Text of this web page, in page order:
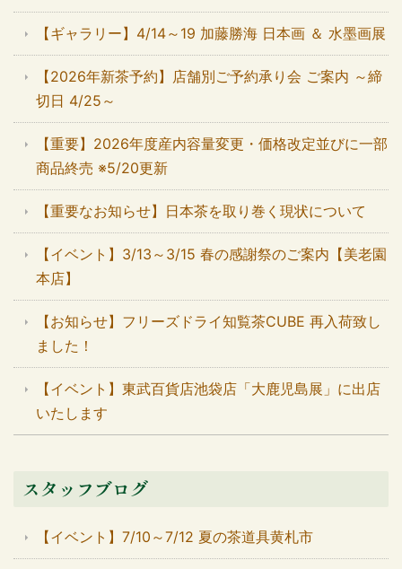
【ギャラリー】4/14～19 加藤勝海 日本画 ＆ 水墨画展
【2026年新茶予約】店舗別ご予約承り会 ご案内 ～締
切日 4/25～
【重要】2026年度産内容量変更・価格改定並びに一部
商品終売 ※5/20更新
【重要なお知らせ】日本茶を取り巻く現状について
【イベント】3/13～3/15 春の感謝祭のご案内【美老園
本店】
【お知らせ】フリーズドライ知覧茶CUBE 再入荷致し
ました！
【イベント】東武百貨店池袋店「大鹿児島展」に出店
いたします
スタッフブログ
【イベント】7/10～7/12 夏の茶道具黄札市